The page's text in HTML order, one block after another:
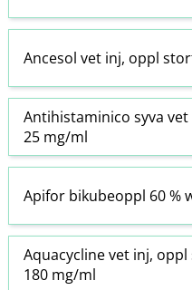
Ancesol vet inj, oppl
Antihistaminico syva
25 mg/ml
Apifor bikubeoppl 60 %
Aquacycline vet inj,
180 mg/ml